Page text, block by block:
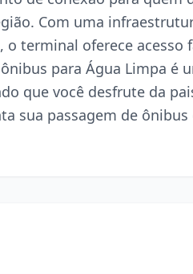
Com uma
o terminal oferece acesso
para Água Limpa é
que você desfrute da
sua passagem de